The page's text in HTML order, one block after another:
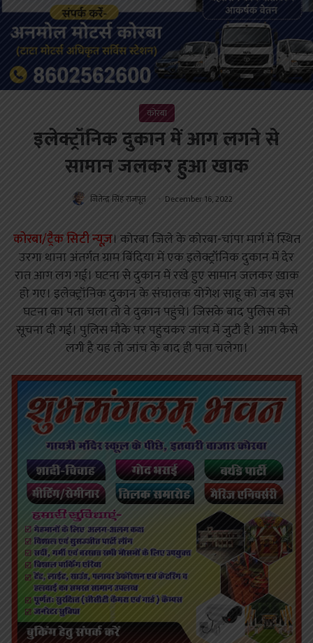
कोरबा
इलेक्ट्रॉनिक दुकान में आग लगने से
सामान जलकर हुआ खाक
जितेन्द्र सिंह राजपूत December 16, 2022
कोरबा/ट्रैक सिटी न्यूज़। कोरबा जिले के कोरबा-चांपा मार्ग में स्थित
उरगा थाना अंतर्गत ग्राम बिंदिया में एक इलेक्ट्रॉनिक दुकान में देर
रात आग लग गई। घटना से दुकान में रखे हुए सामान जलकर ख़ाक
हो गए। इलेक्ट्रॉनिक दुकान के संचालक योगेश साहू को जब इस
घटना का पता चला तो वे दुकान पहुंचे। जिसके बाद पुलिस को
सूचना दी गई। पुलिस मौके पर पहुंचकर जांच में जुटी है। आग कैसे
लगी है यह तो जांच के बाद ही पता चलेगा।